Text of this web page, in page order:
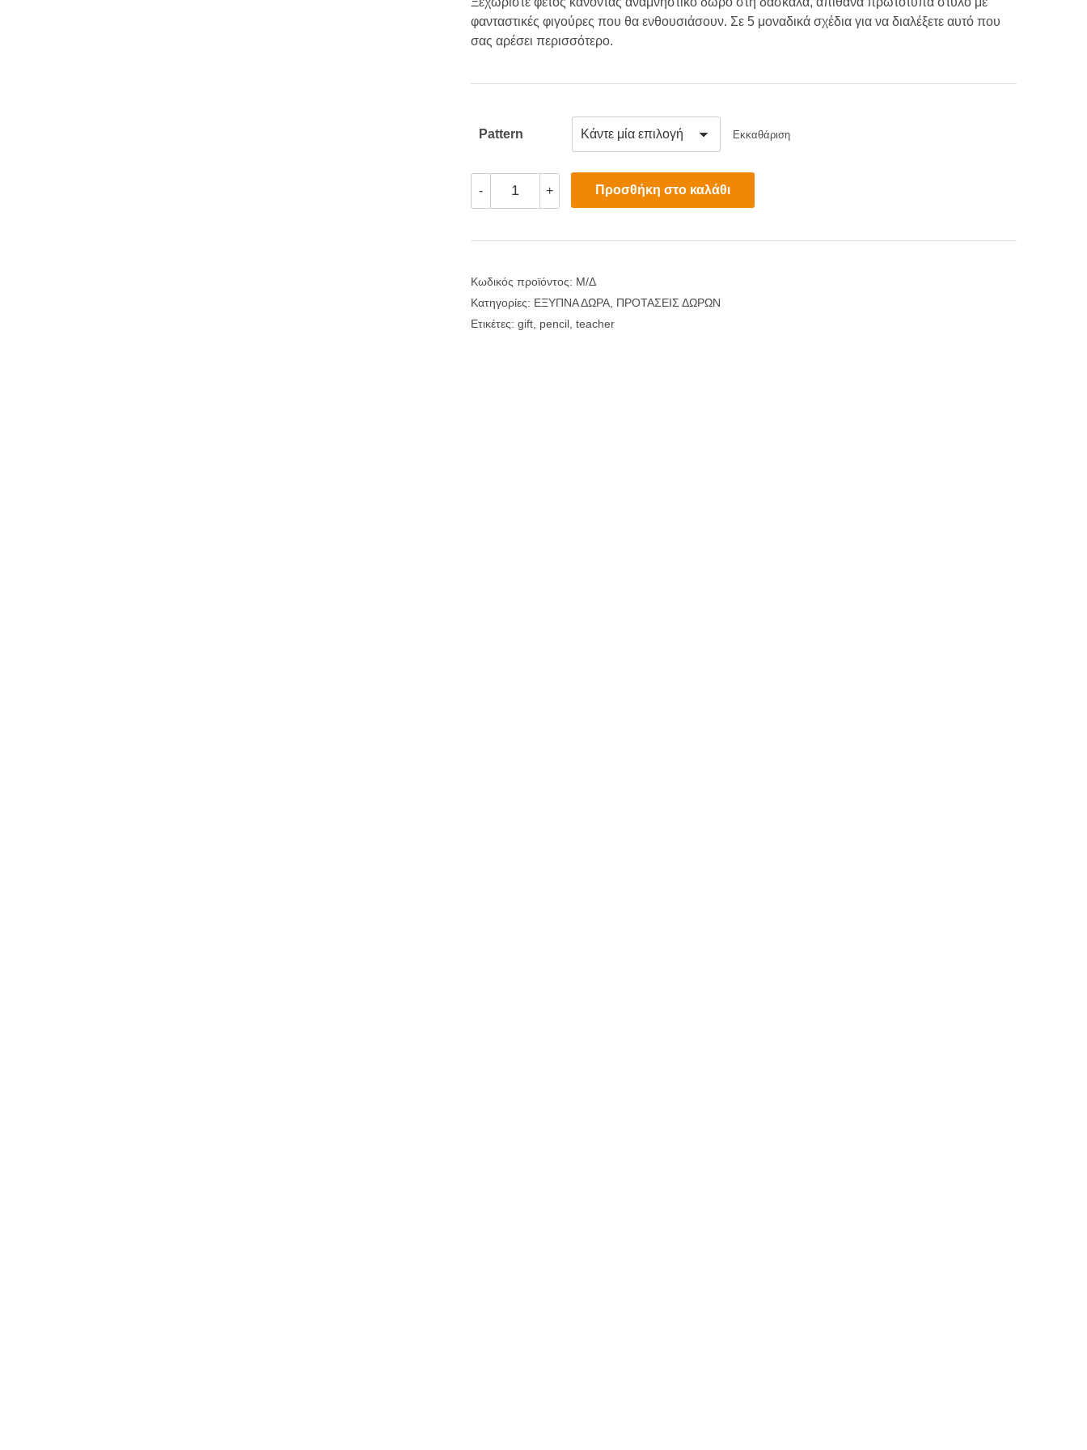
was:
€8.00.
τιμή
είναι:
€5.00.
φανταστικές φιγούρες που θα ενθουσιάσουν. Σε 5 μοναδικά σχέδια για να διαλέξετε αυτό που
σας αρέσει περισσότερο.
Pattern Εκκαθάριση
-
Αναμνηστικά
Στυλό
Φιγούρες
για
+ Προσθήκη στο καλάθι
Κωδικός προϊόντος: Μ/Δ
Κατηγορίες: ΕΞΥΠΝΑ ΔΩΡΑ, ΠΡΟΤΑΣΕΙΣ ΔΩΡΩΝ
Ετικέτες: gift, pencil, teacher